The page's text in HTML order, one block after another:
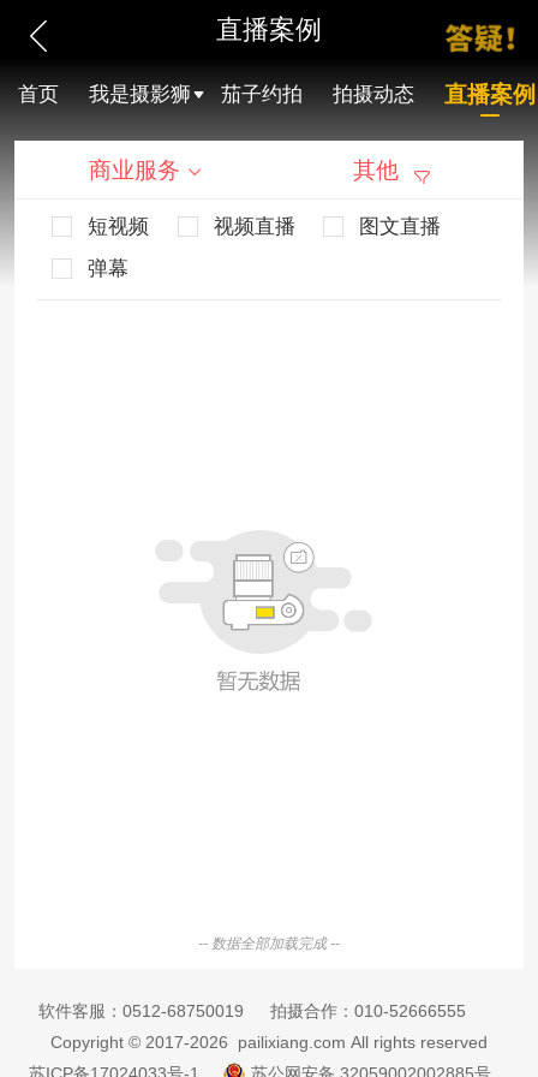
直播案例
首页 我是摄影狮 茄子约拍 拍摄动态 直播案例
商业服务 其他
短视频 视频直播
图文直播
弹幕
-- 数据全部加载完成 --
软件客服： 0512-68750019 拍摄合作： 010-52666555
Copyright © 2017-2026 pailixiang.com All rights reserved
苏ICP备17024033号-1
苏公网安备 32059002002885号